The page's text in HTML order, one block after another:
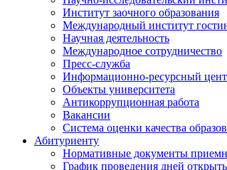
Институт заочного образования
Международный институт
Научная деятельность
Международное сотрудничество
Пресс-служба
Информационно-ресурсный
Объекты университета
Антикоррупционная работа
Вакансии
Система оценки качества
Абитуриенту
Нормативные документы
График проведения дней